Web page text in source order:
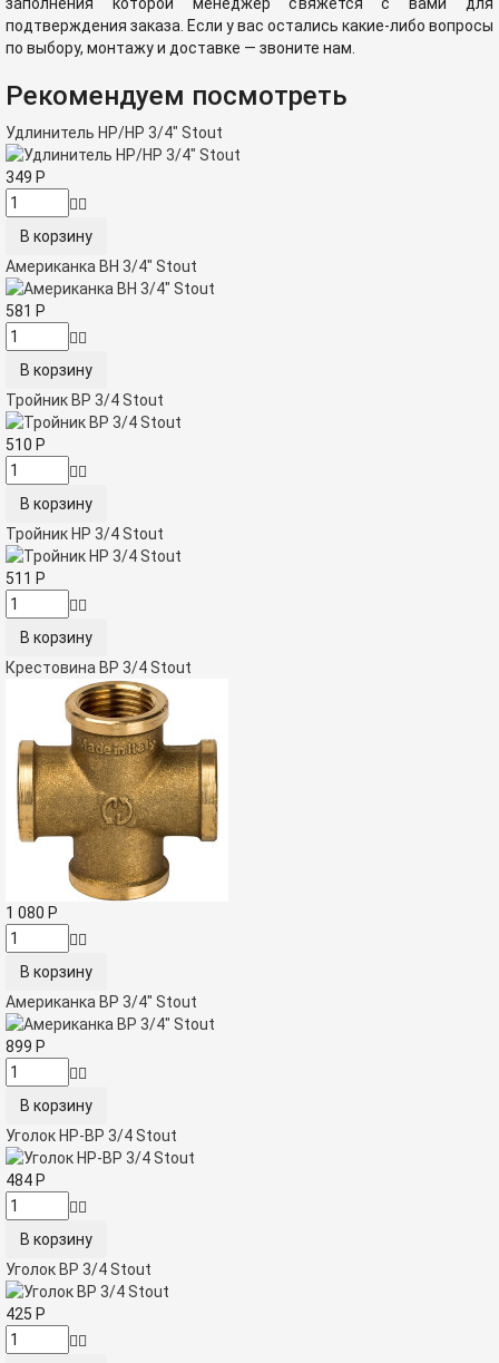
подтверждения заказа. Если у вас остались какие-либо вопросы
по выбору, монтажу и доставке — звоните нам.
Рекомендуем посмотреть
Удлинитель НР/НР 3/4" Stout
349 Р
Американка ВН 3/4" Stout
581 Р
Тройник ВР 3/4 Stout
510 Р
Тройник НР 3/4 Stout
511 Р
Крестовина ВР 3/4 Stout
1 080 Р
Американка ВР 3/4" Stout
899 Р
Уголок НР-ВР 3/4 Stout
484Р
Уголок ВР 3/4 Stout
425 Р